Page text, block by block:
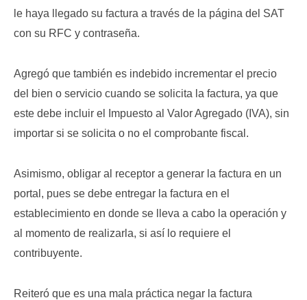
le haya llegado su factura a través de la página del SAT
con su RFC y contraseña.
Agregó que también es indebido incrementar el precio
del bien o servicio cuando se solicita la factura, ya que
este debe incluir el Impuesto al Valor Agregado (IVA), sin
importar si se solicita o no el comprobante fiscal.
Asimismo, obligar al receptor a generar la factura en un
portal, pues se debe entregar la factura en el
establecimiento en donde se lleva a cabo la operación y
al momento de realizarla, si así lo requiere el
contribuyente.
Reiteró que es una mala práctica negar la factura